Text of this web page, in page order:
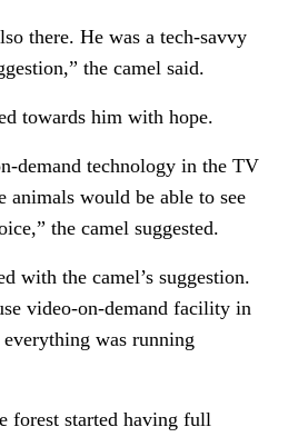
there. He was a tech-savvy
the camel said.
towards him with hope.
demand technology in the TV
animals would be able to see
the camel suggested.
with the camel’s suggestion.
video-on-demand facility in
was running
forest started having full